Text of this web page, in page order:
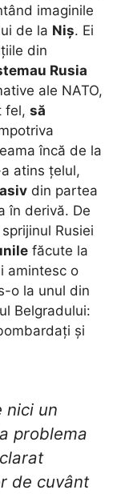
imaginile
de la Niș. Ei
din
Rusia
ale NATO,
fel, să
încă de la
atins țelul,
din partea
în derivă. De
Rusiei
făcute la
amintesc o
o la unul din
Belgradului:
și
nici un
problema
de cuvânt